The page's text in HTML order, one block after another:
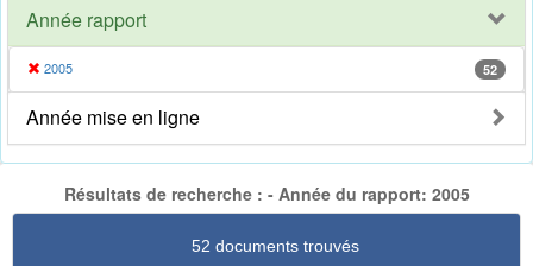
Année rapport
2005 52
Année mise en ligne
Résultats de recherche : - Année du rapport: 2005
52 documents trouvés